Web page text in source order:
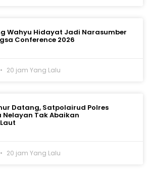
Wahyu Hidayat Jadi Narasumber
Conference 2026
20 jam Yang Lalu
Datang, Satpolairud Polres
Tak Abaikan
20 jam Yang Lalu